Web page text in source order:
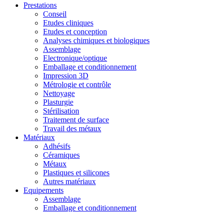
Prestations
Conseil
Etudes cliniques
Etudes et conception
Analyses chimiques et biologiques
Assemblage
Electronique/optique
Emballage et conditionnement
Impression 3D
Métrologie et contrôle
Nettoyage
Plasturgie
Stérilisation
Traitement de surface
Travail des métaux
Matériaux
Adhésifs
Céramiques
Métaux
Plastiques et silicones
Autres matériaux
Equipements
Assemblage
Emballage et conditionnement